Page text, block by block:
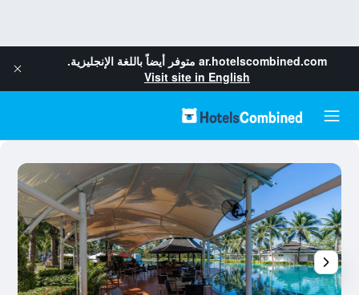
ar.hotelscombined.com متوفر أيضاً باللغة الإنجليزية.
Visit site in English